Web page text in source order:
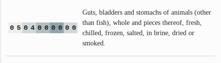
0 5 0 4 0 0 0 0 0 0
Guts, bladders and stomachs of animals (other
than fish), whole and pieces thereof, fresh,
chilled, frozen, salted, in brine, dried or
smoked.